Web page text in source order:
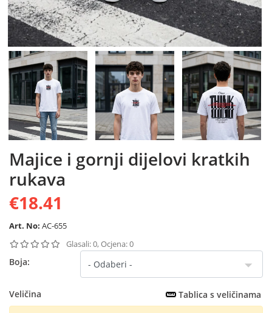
Majice i gornji dijelovi kratkih
rukava
€18.41
Art. No: AC-655
Glasali: 0, Ocjena: 0
Boja:
Veličina Tablica s veličinama